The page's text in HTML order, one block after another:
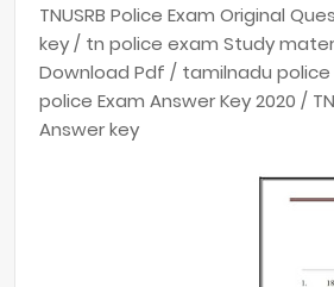
TNUSRB Police Exam Original
key / tn police exam Study
Download Pdf / tamilnadu
police Exam Answer Key 2020 /
Answer key